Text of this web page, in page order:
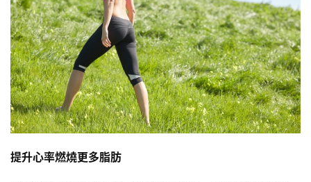
提升心率燃燒更多脂肪